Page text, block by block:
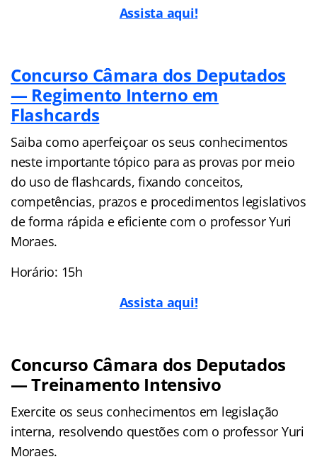
Assista aqui!
Concurso Câmara dos Deputados
— Regimento Interno em
Flashcards
Saiba como aperfeiçoar os seus conhecimentos
neste importante tópico para as provas por meio
do uso de flashcards, fixando conceitos,
competências, prazos e procedimentos legislativos
de forma rápida e eficiente com o professor Yuri
Moraes.
Horário: 15h
Assista aqui!
Concurso Câmara dos Deputados
— Treinamento Intensivo
Exercite os seus conhecimentos em legislação
interna, resolvendo questões com o professor Yuri
Moraes.